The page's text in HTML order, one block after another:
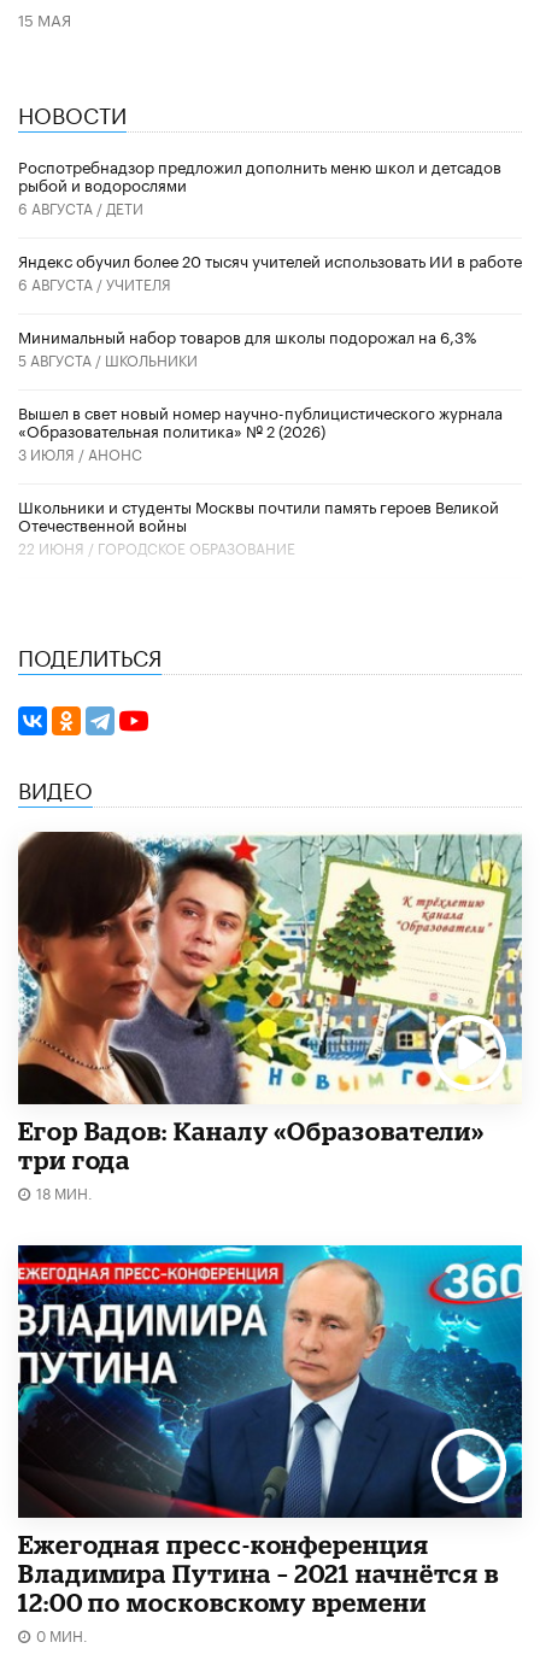
15 МАЯ
НОВОСТИ
Роспотребнадзор предложил дополнить меню школ и детсадов
рыбой и водорослями
6 АВГУСТА / ДЕТИ
​Яндекс обучил более 20 тысяч учителей использовать ИИ в работе
6 АВГУСТА /УЧИТЕЛЯ
Минимальный набор товаров для школы подорожал на 6,3%
5 АВГУСТА / ШКОЛЬНИКИ
Вышел в свет новый номер научно-публицистического журнала
«Образовательная политика» № 2 (2026)
3 ИЮЛЯ / АНОНС
Школьники и студенты Москвы почтили память героев Великой
Отечественной войны
22 ИЮНЯ / ГОРОДСКОЕ ОБРАЗОВАНИЕ
ПОДЕЛИТЬСЯ
ВИДЕО
Егор Вадов: Каналу «Образователи»
три года
18 МИН.
Ежегодная пресс-конференция
Владимира Путина – 2021 начнётся в
12:00 по московскому времени
0 МИН.